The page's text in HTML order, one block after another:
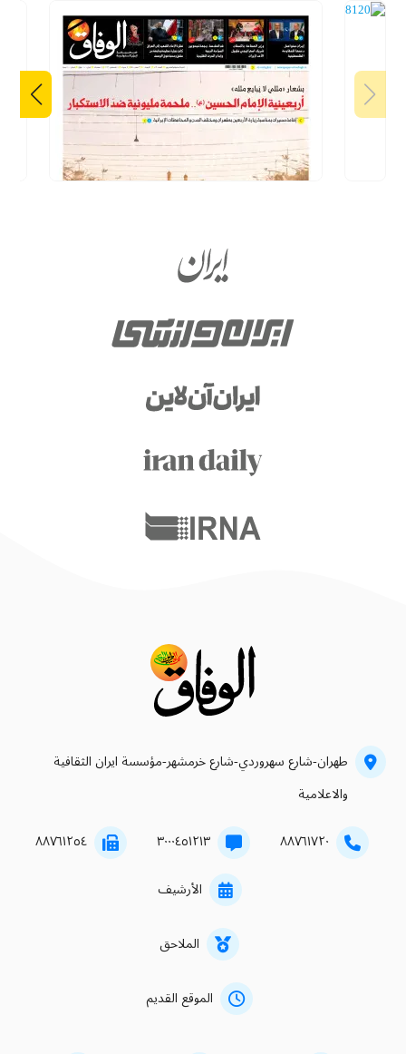
طهران-شارع سهروردي-شارع خرمشهر-مؤسسة ايران الثقافية
والاعلامية
۸۸۷٦۱۷۲۰ ۳۰۰۰٤٥۱۲۱۳ ۸۸۷٦۱۲٥٤
الأرشيف
الملاحق
الموقع القديم